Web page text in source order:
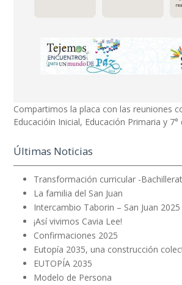
Compartimos la placa con las reuniones
Educacióin Inicial, Educación Primaria y 7°
Últimas Noticias
Transformación curricular -
La familia del San Juan
Intercambio Taborin – San Juan 2025
¡Así vivimos Cavia Lee!
Confirmaciones 2025
Eutopía 2035, una construcción
EUTOPÍA 2035
Modelo de Persona